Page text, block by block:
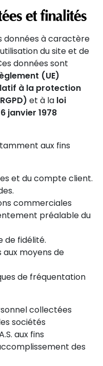
et finalités
données à caractère
du site et de
données sont
(UE)
à la protection
et à la loi
janvier 1978
aux fins
et du compte client.
commerciales
préalable du
de fidélité.
moyens de
de fréquentation
collectées
sociétés
aux fins
des